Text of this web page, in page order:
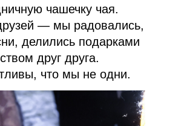
чашечку чая.
— мы радовались,
делились подарками
друг друга.
что мы не одни.